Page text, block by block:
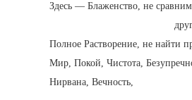
Здесь — Блаженство, не
Полное Растворение, не найти
Мир, Покой, Чистота,
Нирвана, Вечность,